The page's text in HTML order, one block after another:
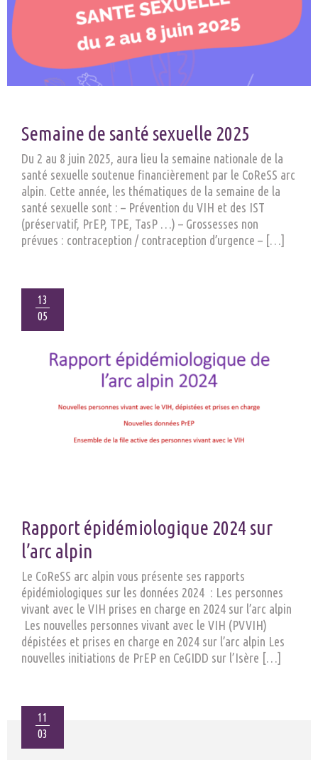
Semaine de santé sexuelle 2025
Du 2 au 8 juin 2025, aura lieu la semaine nationale de la
santé sexuelle soutenue financièrement par le CoReSS arc
alpin. Cette année, les thématiques de la semaine de la
santé sexuelle sont : – Prévention du VIH et des IST
(préservatif, PrEP, TPE, TasP …) – Grossesses non
prévues : contraception / contraception d’urgence – […]
13
05
Rapport épidémiologique 2024 sur
l’arc alpin
Le CoReSS arc alpin vous présente ses rapports
épidémiologiques sur les données 2024 : Les personnes
vivant avec le VIH prises en charge en 2024 sur l’arc alpin
Les nouvelles personnes vivant avec le VIH (PVVIH)
dépistées et prises en charge en 2024 sur l’arc alpin Les
nouvelles initiations de PrEP en CeGIDD sur l’Isère […]
11
03